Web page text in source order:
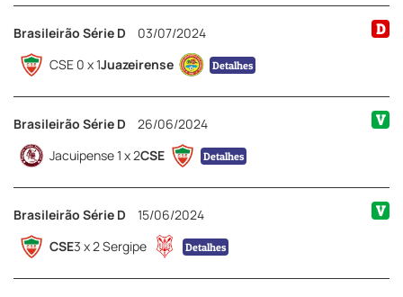
Brasileirão Série D 03/07/2024 D
CSE 0 x 1Juazeirense Detalhes
Brasileirão Série D 26/06/2024 V
Jacuipense 1 x 2CSE Detalhes
Brasileirão Série D 15/06/2024 V
CSE3 x 2 Sergipe Detalhes